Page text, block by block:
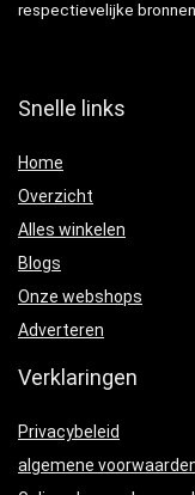
respectievelijke
Snelle links
Home
Overzicht
Alles winkelen
Blogs
Onze webshops
Adverteren
Verklaringen
Privacybeleid
algemene